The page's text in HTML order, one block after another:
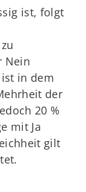
ist, folgt
Nein
in dem
der
20 %
mit Ja
gilt